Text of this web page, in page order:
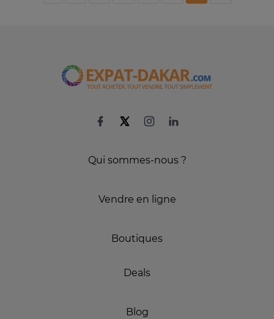
Qui sommes-nous ?
Vendre en ligne
Boutiques
Deals
Blog